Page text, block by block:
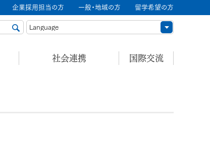
企業採用担当の方 一般・地域の方 留学希望の方
社会連携 国際交流